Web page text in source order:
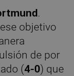
.
objetivo
de por
(4-0) que